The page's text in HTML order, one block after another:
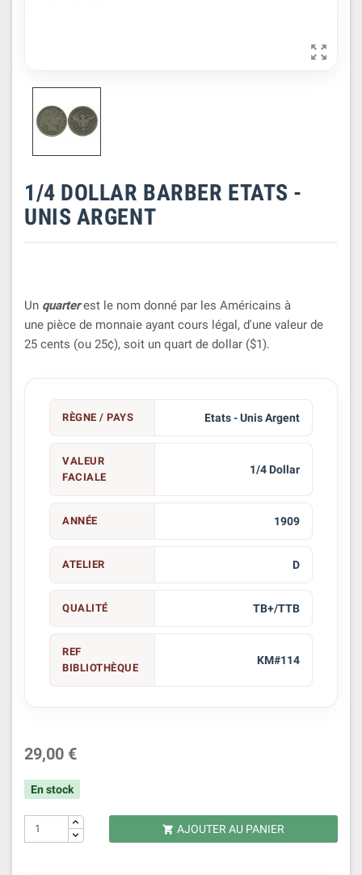

1/4 DOLLAR BARBER ETATS -
UNIS ARGENT
Un quarterest le nom donné par les Américains à
une pièce de monnaie ayant cours légal, d'une valeur de
25 cents (ou 25¢), soit un quart de dollar ($1).
RÈGNE / PAYS Etats - Unis Argent
VALEUR
FACIALE
1/4 Dollar
ANNÉE 1909
ATELIER D
QUALITÉ TB+/TTB
REF
BIBLIOTHÈQUE
KM#114
29,00 €
En stock
 AJOUTER AU PANIER